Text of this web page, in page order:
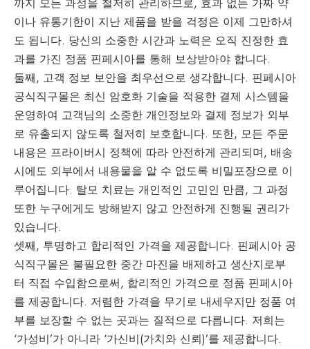
까지 모든 과정을 철저히 관리하므로, 효과 없는 가짜 약
이나 유통기한이 지난 제품을 받을 걱정은 이제 그만하셔
도 됩니다. 당신의 소중한 시간과 노력은 오직 진정한 효
과를 가진 정품 핀페시아를 통해 보상받아야 합니다.
둘째, 고객 정보 보안을 최우선으로 생각합니다. 핀페시아
공식직구몰은 최신 암호화 기술을 적용한 결제 시스템을
운영하여 고객님의 소중한 개인정보와 결제 정보가 외부
로 유출되지 않도록 철저히 보호합니다. 또한, 모든 주문
내용은 프라이버시 정책에 따라 안전하게 관리되며, 배송
시에도 외부에서 내용물을 알 수 없도록 비밀포장으로 이
루어집니다. 탈모 치료는 개인적인 고민인 만큼, 그 과정
또한 누구에게도 방해받지 않고 안전하게 진행될 권리가
있습니다.
셋째, 투명하고 합리적인 가격을 제공합니다. 핀페시아 공
식직구몰은 불필요한 중간 마진을 배제하고 생산지로부
터 직접 수입함으로써, 합리적인 가격으로 정품 핀페시아
를 제공합니다. 저렴한 가격을 무기로 내세우지만 정품 여
부를 보장할 수 없는 곳과는 질적으로 다릅니다. 저희는
‘가성비’가 아니라 ‘가신비(가치와 신뢰)’를 제공합니다.